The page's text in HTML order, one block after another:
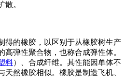
散。
得的橡胶，以区别于从橡胶树生产
高弹性聚合物，也称合成弹性体。
料）、合成纤维。其性能因单体不
天然橡胶相似。橡胶是制造飞机、